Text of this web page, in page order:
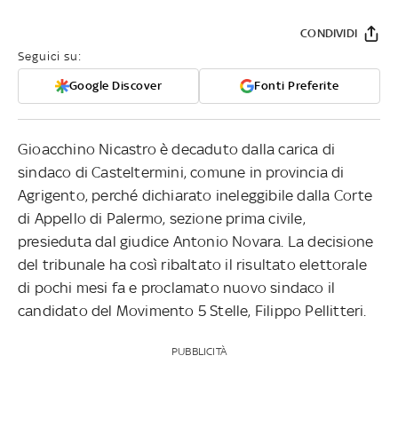
Seguici su:
Google Discover Fonti Preferite
CONDIVIDI
Gioacchino Nicastro è decaduto dalla carica di
sindaco di Casteltermini, comune in provincia di
Agrigento, perché dichiarato ineleggibile dalla Corte
di Appello di Palermo, sezione prima civile,
presieduta dal giudice Antonio Novara. La decisione
del tribunale ha così ribaltato il risultato elettorale
di pochi mesi fa e proclamato nuovo sindaco il
candidato del Movimento 5 Stelle, Filippo Pellitteri.
PUBBLICITÀ